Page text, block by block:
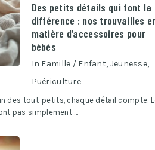
Des petits détails qui font la
différence : nos trouvailles
matière d’accessoires pour
bébés
In Famille / Enfant, Jeunesse,
Puériculture
des tout-petits, chaque détail compte.
pas simplement …